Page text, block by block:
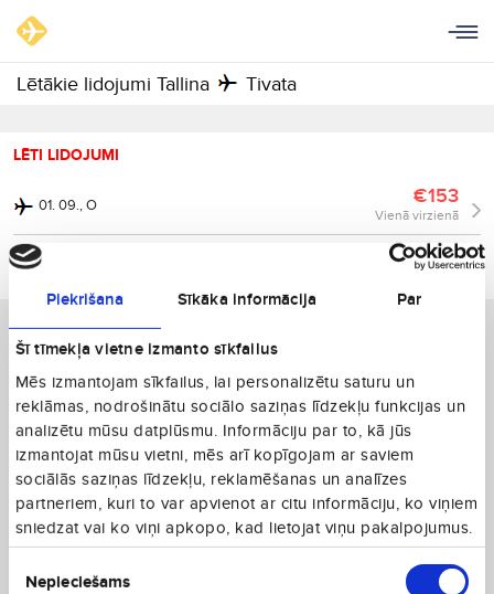
Piekrišana Sīkāka informācija Par
Šī tīmekļa vietne izmanto sīkfailus
Mēs izmantojam sīkfailus, lai personalizētu saturu un
reklāmas, nodrošinātu sociālo saziņas līdzekļu funkcijas un
analizētu mūsu datplūsmu. Informāciju par to, kā jūs
izmantojat mūsu vietni, mēs arī kopīgojam ar saviem
sociālās saziņas līdzekļu, reklamēšanas un analīzes
partneriem, kuri to var apvienot ar citu informāciju, ko viņiem
sniedzat vai ko viņi apkopo, kad lietojat viņu pakalpojumus.
izvēle
Nepieciešams
Lētākie lidojumi Tallina Tivata
LĒTI LIDOJUMI
01. 09., O €153
Vienā virzienā
30. 08., Sv €203
Vienā virzienā